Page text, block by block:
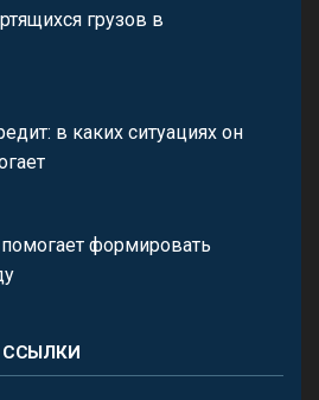
грузов в
в каких ситуациях он
формировать
ССЫЛКИ